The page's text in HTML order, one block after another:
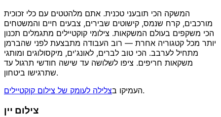
המשקה הכי תובעני טכנית. אתם מלהטטים עם כלי זכוכית
מורכבים, קרח שנמס, קישוטים שבירים, צבעים חיים והמשטחים
הכי משקפים בעולם המשקאות. צילומי קוקטיילים מתגמלים תכנון
יותר מכל קטגוריה אחרת — רוב העבודה מתבצעת לפני שהברמן
מתחיל לערבב. הכי טוב לברים, לאונג'ים, מיקסולוגים ומותגי
משקאות חריפים. ציפו לשלושה עד שישה חודשי תרגול עד
שתרגישו ביטחון.
העמיקו בצלילה לעומק של צילום קוקטיילים .
צילום יין